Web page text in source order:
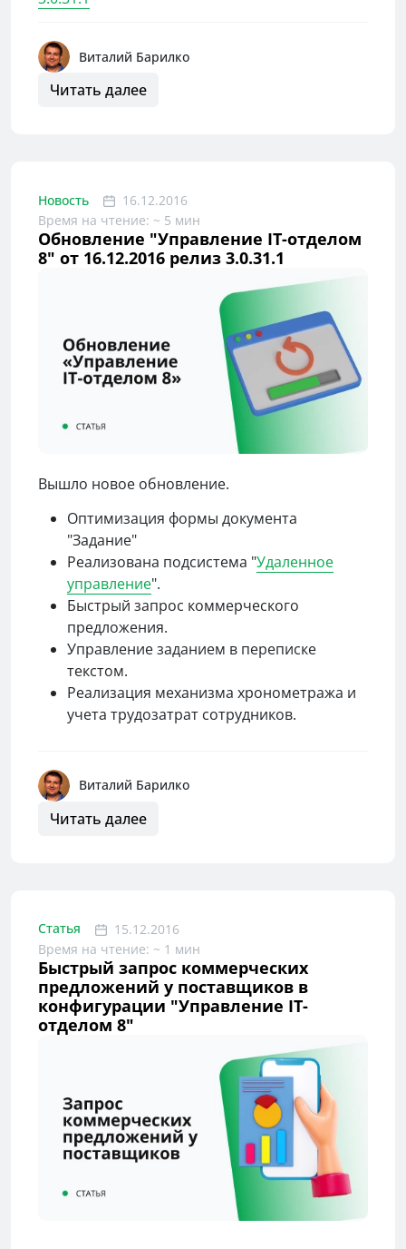
Виталий Барилко
Читать далее
Новость
16.12.2016
Время на чтение: ~ 5 мин
Обновление "Управление IT-отделом
8" от 16.12.2016 релиз 3.0.31.1
Вышло новое обновление.
Оптимизация формы документа
"Задание"
Реализована подсистема "Удаленное
управление".
Быстрый запрос коммерческого
предложения.
Управление заданием в переписке
текстом.
Реализация механизма хронометража и
учета трудозатрат сотрудников.
Виталий Барилко
Читать далее
Статья
15.12.2016
Время на чтение: ~ 1 мин
Быстрый запрос коммерческих
предложений у поставщиков в
конфигурации "Управление IT-
отделом 8"